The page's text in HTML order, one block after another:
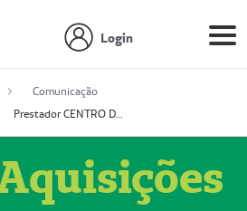
Login
Comunicação
Prestador CENTRO DE ONCOLOGIA